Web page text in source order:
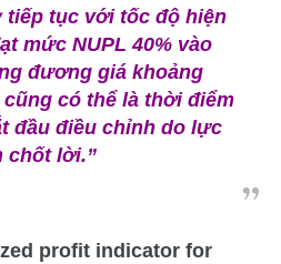
tiếp tục với tốc độ hiện
mức NUPL 40% vào
đương giá khoảng
cũng có thể là thời điểm
đầu điều chỉnh do lực
chốt lời.”
profit indicator for